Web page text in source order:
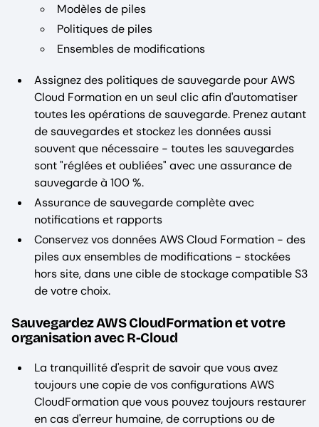
Modèles de piles
Politiques de piles
Ensembles de modifications
Assignez des politiques de sauvegarde pour AWS
Cloud Formation en un seul clic afin d'automatiser
toutes les opérations de sauvegarde. Prenez autant
de sauvegardes et stockez les données aussi
souvent que nécessaire - toutes les sauvegardes
sont "réglées et oubliées" avec une assurance de
sauvegarde à 100 %.
Assurance de sauvegarde complète avec
notifications et rapports
Conservez vos données AWS Cloud Formation - des
piles aux ensembles de modifications - stockées
hors site, dans une cible de stockage compatible S3
de votre choix.
Sauvegardez AWS CloudFormation et votre
organisation avec R-Cloud
La tranquillité d'esprit de savoir que vous avez
toujours une copie de vos configurations AWS
CloudFormation que vous pouvez toujours restaurer
en cas d'erreur humaine, de corruptions ou de